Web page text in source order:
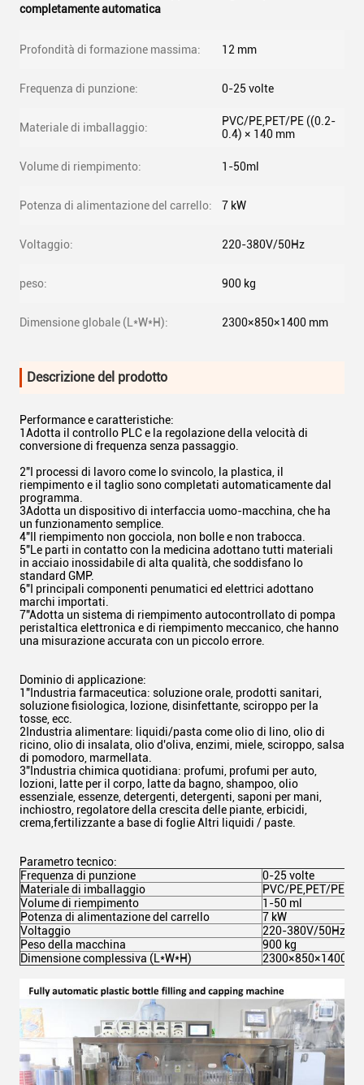
completamente automatica
Profondità di formazione massima: 12 mm
Frequenza di punzione: 0-25 volte
Materiale di imballaggio:
PVC/PE,PET/PE ((0.2-
0.4) × 140 mm
Volume di riempimento: 1-50ml
Potenza di alimentazione del carrello: 7 kW
Voltaggio: 220-380V/50Hz
peso: 900 kg
Dimensione globale (L*W*H): 2300×850×1400 mm
Descrizione del prodotto
Performance e caratteristiche:
1Adotta il controllo PLC e la regolazione della velocità di
conversione di frequenza senza passaggio.
2"I processi di lavoro come lo svincolo, la plastica, il
riempimento e il taglio sono completati automaticamente dal
programma.
3Adotta un dispositivo di interfaccia uomo-macchina, che ha
un funzionamento semplice.
4"Il riempimento non gocciola, non bolle e non trabocca.
5"Le parti in contatto con la medicina adottano tutti materiali
in acciaio inossidabile di alta qualità, che soddisfano lo
standard GMP.
6"I principali componenti penumatici ed elettrici adottano
marchi importati.
7"Adotta un sistema di riempimento autocontrollato di pompa
peristaltica elettronica e di riempimento meccanico, che hanno
una misurazione accurata con un piccolo errore.
Dominio di applicazione:
1"Industria farmaceutica: soluzione orale, prodotti sanitari,
soluzione fisiologica, lozione, disinfettante, sciroppo per la
tosse, ecc.
2Industria alimentare: liquidi/pasta come olio di lino, olio di
ricino, olio di insalata, olio d'oliva, enzimi, miele, sciroppo, salsa
di pomodoro, marmellata.
3"Industria chimica quotidiana: profumi, profumi per auto,
lozioni, latte per il corpo, latte da bagno, shampoo, olio
essenziale, essenze, detergenti, detergenti, saponi per mani,
inchiostro, regolatore della crescita delle piante, erbicidi,
crema,fertilizzante a base di foglie Altri liquidi / paste.
Parametro tecnico:
Frequenza di punzione
0-25 volte
Materiale di imballaggio
PVC/PE,PET/
Volume di riempimento
1-50 ml
Potenza di alimentazione del carrello
7 kW
Voltaggio
220-380V/50Hz
Peso della macchina
900 kg
Dimensione complessiva (L*W*H)
2300×850×1400